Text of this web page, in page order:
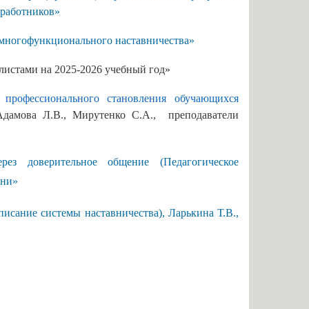
возможностями
г. СЫЗРАНИ»
для абитуриентов
поддержкой
представления
Памятки по безопасности
наставничества»
на 2025-2026 учебный год»
становления обучающихся
Л.В., Мирутенко С.А., преподаватели
доверительное общение (Педагогическое
системы наставничества), Ларькина Т.В.,